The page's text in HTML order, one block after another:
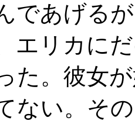
であげる
エリカに
た。彼女
ない。そ